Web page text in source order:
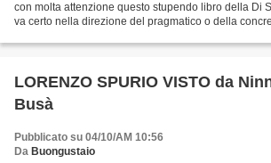
con molta attenzione questo stupendo libro della Di
va certo nella direzione del pragmatico o della
LORENZO SPURIO VISTO da
Busà
Pubblicato su 04/10/AM 10:56
Da Buongustaio